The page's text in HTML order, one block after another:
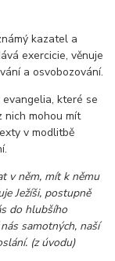
kazatel a
exercicie, věnuje
a osvobozování.
které se
nich mohou mít
v modlitbě
v něm, mít k němu
Ježíši, postupně
do hlubšího
samotných, naší
(z úvodu)